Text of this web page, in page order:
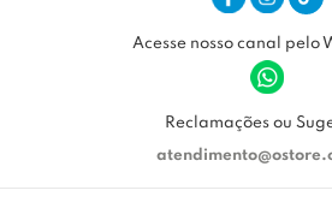
Acesse nosso canal pelo
Reclamações ou